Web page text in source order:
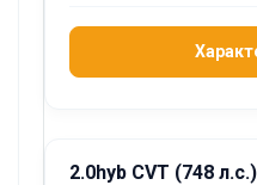
2.0hyb CVT (748